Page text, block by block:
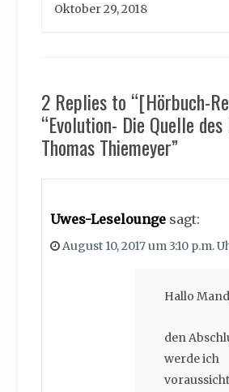
Oktober 29, 2018
2 Replies to “[Hörbuch-
“Evolution- Die Quelle des
Thomas Thiemeyer”
Uwes-Leselounge sagt:
August 10, 2017 um 3:10 p.m.
Hallo
den
werde ich